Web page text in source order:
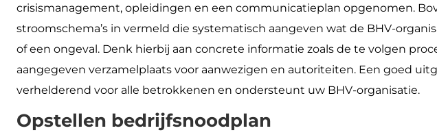
crisismanagement, opleidingen en een communicatieplan opgenomen.
stroomschema’s in vermeld die systematisch aangeven wat de BHV-
of een ongeval. Denk hierbij aan concrete informatie zoals de te volgen
aangegeven verzamelplaats voor aanwezigen en autoriteiten. Een goed
verhelderend voor alle betrokkenen en ondersteunt uw BHV-organisatie.
Opstellen bedrijfsnoodplan